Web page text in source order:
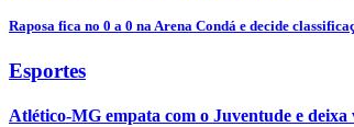
Raposa fica no 0 a 0 na Arena Condá e decide
Esportes
Atlético-MG empata com o Juventude e